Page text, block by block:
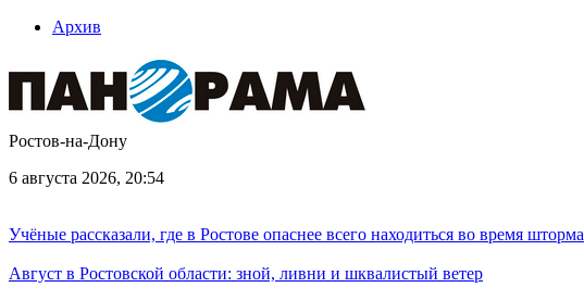
Архив
Ростов-на-Дону
6 августа 2026, 20:54
Учёные рассказали, где в Ростове опаснее всего находиться во время шторма
Август в Ростовской области: зной, ливни и шквалистый ветер